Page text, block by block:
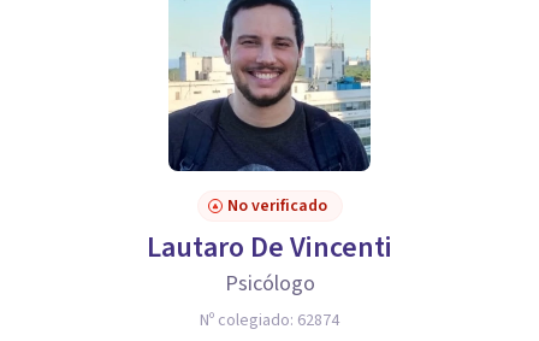
No verificado
Lautaro De Vincenti
Psicólogo
Nº colegiado: 62874